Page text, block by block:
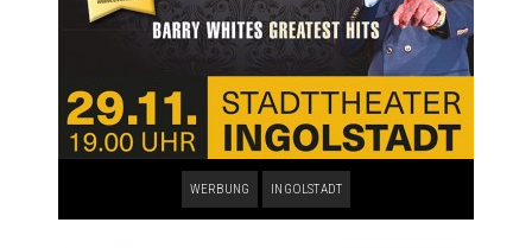
WERBUNG INGOLSTADT